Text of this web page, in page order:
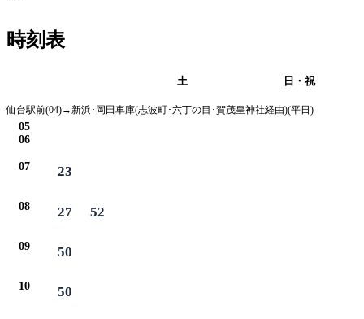
時刻表
土 日・祝
仙台駅前(04)→新浜･岡田車庫(志波町･六丁の目･賀茂皇神社経由)(平日)
05
06
07 23
08 27 52
09 50
10 50